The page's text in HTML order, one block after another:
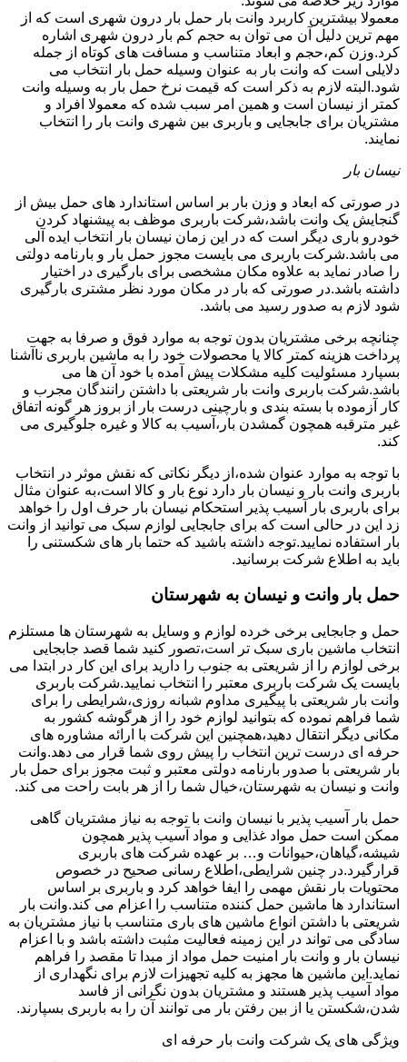
معمولا بیشترین کاربرد وانت بار حمل بار درون شهری است که از
مهم ترین دلیل آن می توان به حجم کم بار درون شهری اشاره
کرد.وزن کم،حجم و ابعاد متناسب و مسافت های کوتاه از جمله
دلایلی است که وانت بار به عنوان وسیله حمل بار انتخاب می
شود.البته لازم به ذکر است که قیمت نرخ حمل بار به وسیله وانت
کمتر از نیسان است و همین امر سبب شده که معمولا افراد و
مشتریان برای جابجایی و باربری بین شهری وانت بار را انتخاب
نمایند.
نیسان بار
در صورتی که ابعاد و وزن بار بر اساس استاندارد های حمل بیش از
گنجایش یک وانت باشد،شرکت باربری موظف به پیشنهاد کردن
خودرو باری دیگر است که در این زمان نیسان بار انتخاب ایده آلی
می باشد.شرکت باربری می بایست مجوز حمل بار و بارنامه دولتی
را صادر نماید به علاوه مکان مشخصی برای بارگیری در اختیار
داشته باشد.در صورتی که بار در مکان مورد نظر مشتری بارگیری
شود لازم به صدور رسید می باشد.
چنانچه برخی مشتریان بدون توجه به موارد فوق و صرفا به جهت
پرداخت هزینه کمتر کالا یا محصولات خود را به ماشین باربری ناآشنا
بسپارد مسئولیت کلیه مشکلات پیش آمده با خود آن ها می
باشد.شرکت باربری وانت بار شریعتی با داشتن رانندگان مجرب و
کار آزموده با بسته بندی و بارچینی درست بار از بروز هر گونه اتفاق
غیر مترقبه همچون گمشدن بار،آسیب به کالا و غیره جلوگیری می
کند.
با توجه به موارد عنوان شده،از دیگر نکاتی که نقش موثر در انتخاب
باربری وانت بار و نیسان بار دارد نوع بار و کالا است،به عنوان مثال
برای باربری بار آسیب پذیر استحکام نیسان بار حرف اول را خواهد
زد این در حالی است که برای جابجایی لوازم سبک می توانید از وانت
بار استفاده نمایید.توجه داشته باشید که حتما بار های شکستنی را
باید به اطلاع شرکت برسانید.
حمل بار وانت و نیسان به شهرستان
حمل و جابجایی برخی خرده لوازم و وسایل به شهرستان ها مستلزم
انتخاب ماشین باری سبک تر است،تصور کنید شما قصد جابجایی
برخی لوازم را از شریعتی به جنوب را دارید برای این کار در ابتدا می
بایست یک شرکت باربری معتبر را انتخاب نمایید.شرکت باربری
وانت بار شریعتی با پیگیری مداوم شبانه روزی،شرایطی را برای
شما فراهم نموده که بتوانید لوازم خود را از هرگوشه کشور به
مکانی دیگر انتقال دهید،همچنین این شرکت با ارائه مشاوره های
حرفه ای درست ترین انتخاب را پیش روی شما قرار می دهد.وانت
بار شریعتی با صدور بارنامه دولتی معتبر و ثبت مجوز برای حمل بار
وانت و نیسان به شهرستان،خیال شما را از هر بابت راحت می کند.
حمل بار آسیب پذیر با نیسان وانت با توجه به نیاز مشتریان گاهی
ممکن است حمل مواد غذایی و مواد آسیب پذیر همچون
شیشه،گیاهان،حیوانات و… بر عهده شرکت های باربری
قرارگیرد.در چنین شرایطی،اطلاع رسانی صحیح در خصوص
محتویات بار نقش مهمی را ایفا خواهد کرد و باربری بر اساس
استاندارد ها ماشین حمل کننده متناسب را اعزام می کند.وانت بار
شریعتی با داشتن انواع ماشین های باری متناسب با نیاز مشتریان به
سادگی می تواند در این زمینه فعالیت مثبت داشته باشد و با اعزام
نیسان بار و وانت بار امنیت حمل مواد از مبدا تا مقصد را فراهم
نماید.این ماشین ها مجهز به کلیه تجهیزات لازم برای نگهداری از
مواد آسیب پذیر هستند و مشتریان بدون نگرانی از فاسد
شدن،شکستن یا از بین رفتن بار می توانند آن را به باربری بسپارند.
ویژگی های یک شرکت وانت بار حرفه ای